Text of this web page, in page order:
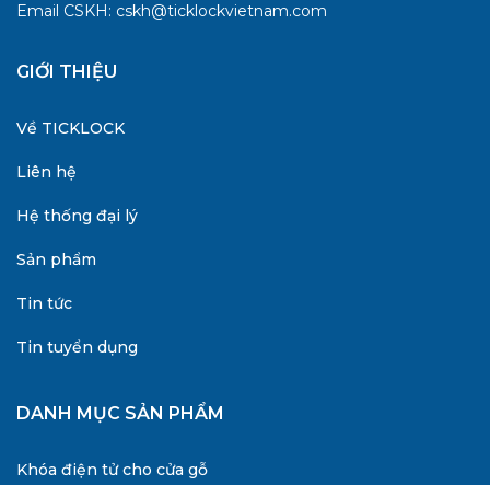
Email CSKH: cskh@ticklockvietnam.com
GIỚI THIỆU
Về TICKLOCK
Liên hệ
Hệ thống đại lý
Sản phẩm
Tin tức
Tin tuyển dụng
DANH MỤC SẢN PHẨM
Khóa điện tử cho cửa gỗ